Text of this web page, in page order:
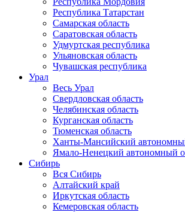
Республика Татарстан
Самарская область
Саратовская область
Удмуртская республика
Ульяновская область
Чувашская республика
Урал
Весь Урал
Свердловская область
Челябинская область
Курганская область
Тюменская область
Ханты-Мансийский
Ямало-Ненецкий автономный
Сибирь
Вся Сибирь
Алтайский край
Иркутская область
Кемеровская область